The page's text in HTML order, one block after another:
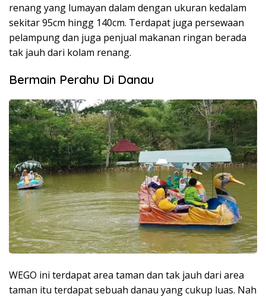
renang yang lumayan dalam dengan ukuran kedalam
sekitar 95cm hingg 140cm. Terdapat juga persewaan
pelampung dan juga penjual makanan ringan berada
tak jauh dari kolam renang.
Bermain Perahu Di Danau
WEGO ini terdapat area taman dan tak jauh dari area
taman itu terdapat sebuah danau yang cukup luas. Nah